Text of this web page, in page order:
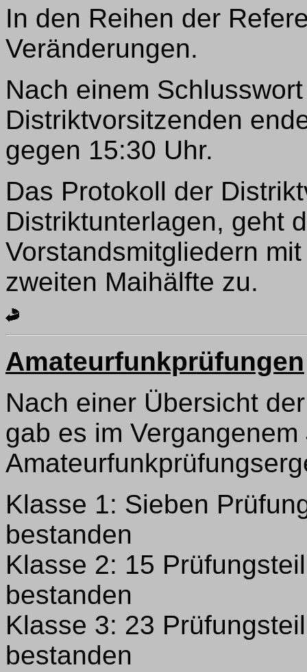
In den Reihen der
Veränderungen.
Nach einem
Distriktvorsitzenden
gegen 15:30 Uhr.
Das Protokoll der
Distriktunterlagen, geht
Vorstandsmitgliedern
zweiten Maihälfte zu.
Amateurfunkprüfungen
Nach einer Übersicht
gab es im
Klasse 1: Sieben
bestanden
Klasse 2: 15
bestanden
Klasse 3: 23
bestanden